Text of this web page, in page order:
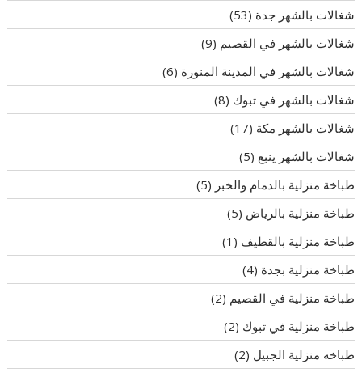
شغالات بالشهر جدة (53)
شغالات بالشهر في القصيم (9)
شغالات بالشهر في المدينة المنورة (6)
شغالات بالشهر في تبوك (8)
شغالات بالشهر مكة (17)
شغالات بالشهر ينبع (5)
طباخة منزلية بالدمام والخبر (5)
طباخة منزلية بالرياض (5)
طباخة منزلية بالقطيف (1)
طباخة منزلية بجدة (4)
طباخة منزلية في القصيم (2)
طباخة منزلية في تبوك (2)
طباخه منزلية الجبيل (2)